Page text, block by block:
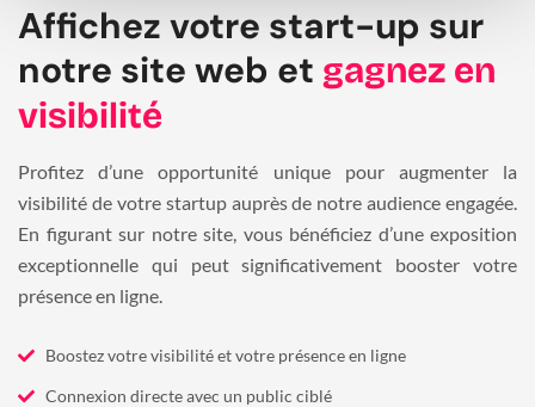
Affichez votre start-up sur
notre site web et gagnez en
visibilité
Profitez d’une opportunité unique pour augmenter la
visibilité de votre startup auprès de notre audience engagée.
En figurant sur notre site, vous bénéficiez d’une exposition
exceptionnelle qui peut significativement booster votre
présence en ligne.
Boostez votre visibilité et votre présence en ligne
Connexion directe avec un public ciblé